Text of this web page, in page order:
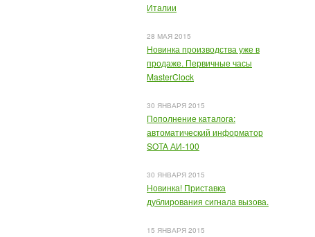
Италии
28 МАЯ 2015
Новинка производства уже в
продаже. Первичные часы
MasterClock
30 ЯНВАРЯ 2015
Пополнение каталога:
автоматический информатор
SOTA АИ-100
30 ЯНВАРЯ 2015
Новинка! Приставка
дублирования сигнала вызова.
15 ЯНВАРЯ 2015